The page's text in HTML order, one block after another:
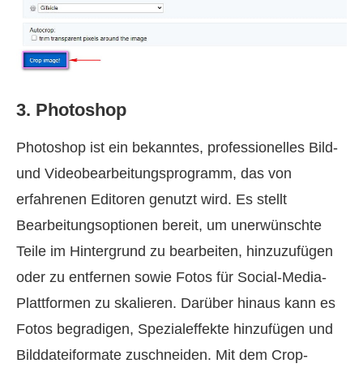
3. Photoshop
Photoshop ist ein bekanntes, professionelles Bild-
und Videobearbeitungsprogramm, das von
erfahrenen Editoren genutzt wird. Es stellt
Bearbeitungsoptionen bereit, um unerwünschte
Teile im Hintergrund zu bearbeiten, hinzuzufügen
oder zu entfernen sowie Fotos für Social-Media-
Plattformen zu skalieren. Darüber hinaus kann es
Fotos begradigen, Spezialeffekte hinzufügen und
Bilddateiformate zuschneiden. Mit dem Crop-